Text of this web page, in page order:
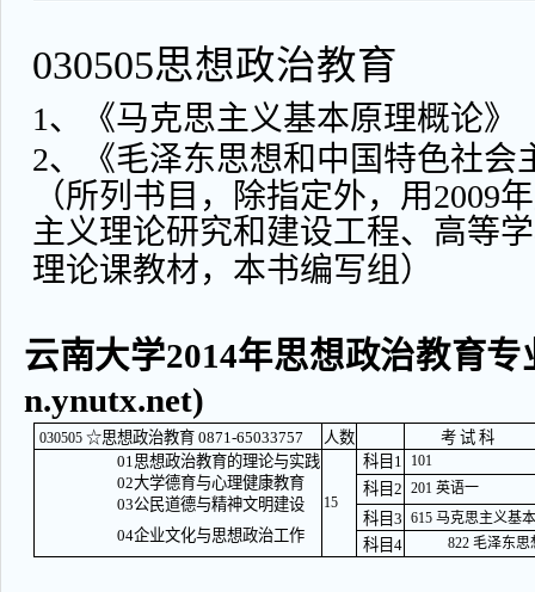
030505思想政治教育
1、《马克思主义基本原理概论》
2、《毛泽东思想和中国特色社会
（所列书目，除指定外，用2009
主义理论研究和建设工程、高等
理论课教材，本书编写组）
云南大学2014年思想政治教育
n.ynutx.net)
030505 ☆思想政治教育 0871-65033757 人数
考 试 科
01思想政治教育的理论与实践
15
科目1 101
02大学德育与心理健康教育 科目2 201 英语一
03公民道德与精神文明建设
科目3 615 马克思主义基
04企业文化与思想政治工作
科目4 822 毛泽东